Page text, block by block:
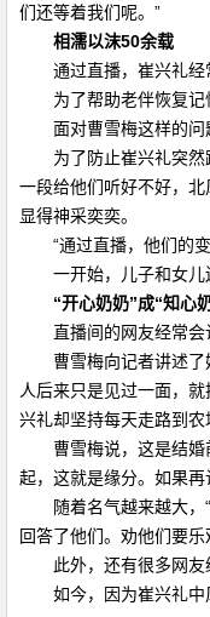
们还等着我们呢。”
相濡以沫50余载
通过直播，崔兴礼经常
为了帮助老伴恢复记忆
面对曹雪梅这样的问题
为了防止崔兴礼突然跑
一段给他们听好不好，
显得神采奕奕。
“通过直播，他们的变
一开始，儿子和女儿还
“开心奶奶”成“知心
直播间的网友经常会让
曹雪梅向记者讲述了她
人后来只是见过一面，
兴礼却坚持每天走路到
曹雪梅说，这是结婚前
起，这就是缘分。如果
随着名气越来越大，“
回答了他们。劝他们要
此外，还有很多网友给
如今，因为崔兴礼中风